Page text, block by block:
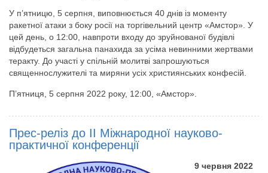
У п’ятницю, 5 серпня, виповнюється 40 днів із моменту
ракетної атаки з боку росії на торгівельний центр «Амстор». У
цей день, о 12:00, навпроти входу до зруйнованої будівлі
відбудеться загальна панахида за усіма невинними жертвами
теракту. До участі у спільній молитві запрошуються
священнослужителі та миряни усіх християнських конфесій.
П’ятниця, 5 серпня 2022 року, 12:00, «Амстор».
Прес-реліз до ІІ Міжнародної науково-
практичної конференції
9 червня 2022